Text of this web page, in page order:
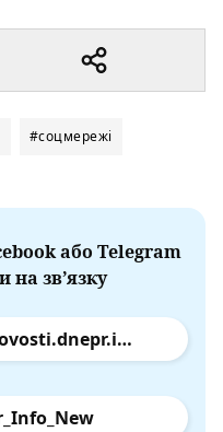
#соцмережі
або Telegram
зв’язку
facebook.com/novosti.dnepr.info